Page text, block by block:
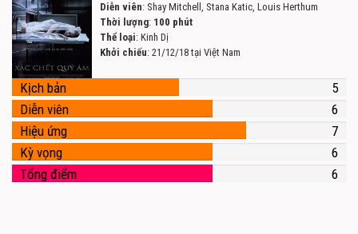
Diễn viên: Shay Mitchell, Stana Katic, Louis Herthum
Thời lượng: 100 phút
Thể loại: Kinh Dị
Khởi chiếu: 21/12/18 tại Việt Nam
Kịch bản
5
Diễn viên
6
Hiệu ứng
7
Kỳ vọng
6
Tổng điểm
6